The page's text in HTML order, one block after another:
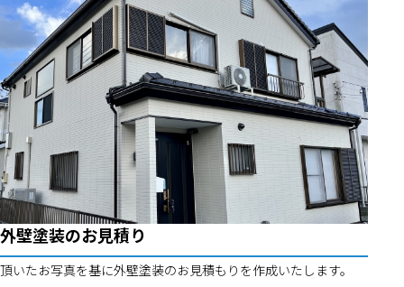
外壁塗装のお見積り
頂いたお写真を基に外壁塗装のお見積もりを作成いたします。